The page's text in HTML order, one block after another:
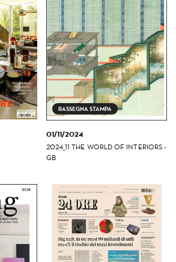
RASSEGNA STAMPA
01/11/2024
2024_11 THE WORLD OF INTERIORS -
GB